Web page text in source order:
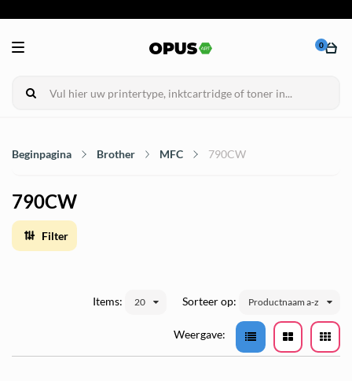
0
Beginpagina Brother MFC 790CW
790CW
Filter
Sorteer op: Productnaam a-z
Items: 20
Weergave: